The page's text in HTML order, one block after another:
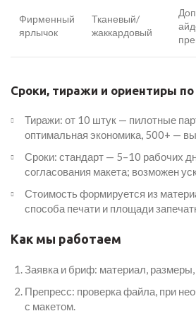
Фирменный
ярлычок
Тканевый/
жаккардовый
Сроки, тиражи и ориентиры
Тиражи: от 10 штук — пилотные
оптимальная экономика, 500+ —
Сроки: стандарт — 5–10 рабочих
согласования макета; возможен
Стоимость формируется из
способа печати и площади
Как мы работаем
Заявка и бриф: материал,
Препресс: проверка файла, при
с макетом.